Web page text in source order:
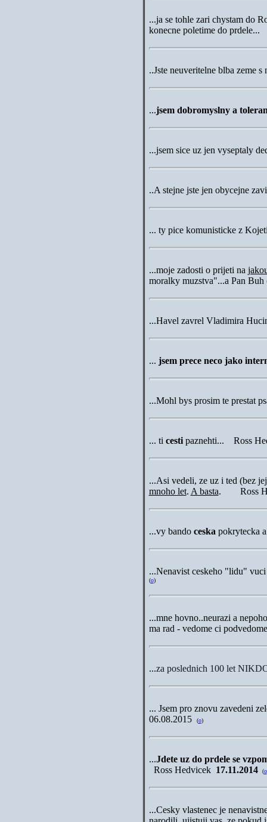
...ja se tohle zari chystam do
konecne poletime do
..Jste neuveritelne blba
...jsem dobromyslny a
...jsem sice uz jen vyseptaly
..A stejne jste jen obycejne
... ty pice komunisticke z
...moje zadosti o prijeti na
moralky muzstva"...a Pan
...Havel zavrel Vladimira
... jsem prece neco jako
...Mohl bys prosim te prestat
... ti cestipaznehti... Ross
...Asi vedeli, ze uz i ted (bez
mnoho let. A basta. Ross
...vy bando ceska pokrytecka
...Nenavist ceskeho "lidu"
(o)
...mne hovno..neurazi a
ma rad - vedome ci
...za poslednich 100 let
... Jsem pro znovu zavedeni
06.08.2015
(o)
...Jdete uz do prdele se
Ross Hedvicek 17.11.2014 (o
...Cesky vlastenec je